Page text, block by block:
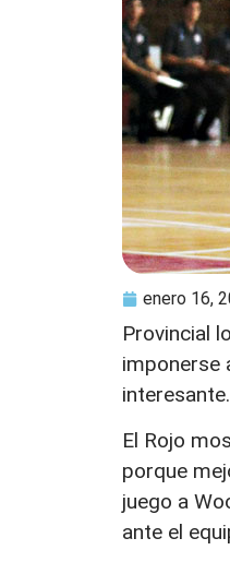
enero 16,
Provincial
imponerse
interesante.
El Rojo
porque
juego a
ante el